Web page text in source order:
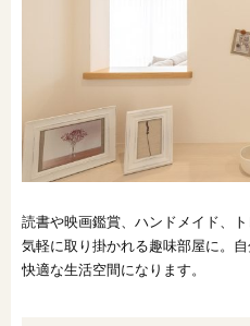
読書や映画鑑賞、ハンドメイド、
気軽に取り掛かれる趣味部屋に。
快適な生活空間になります。